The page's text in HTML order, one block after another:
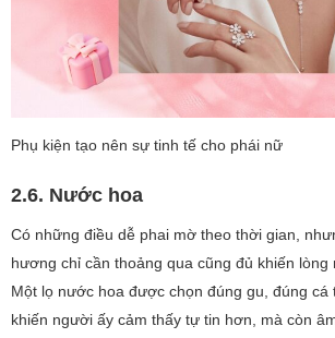
Phụ kiện tạo nên sự tinh tế cho phái nữ
2.6. Nước hoa
Có những điều dễ phai mờ theo thời gian,
hương chỉ cần thoảng qua cũng đủ khiến lòng
Một lọ nước hoa được chọn đúng gu, đúng
khiến người ấy cảm thấy tự tin hơn, mà còn